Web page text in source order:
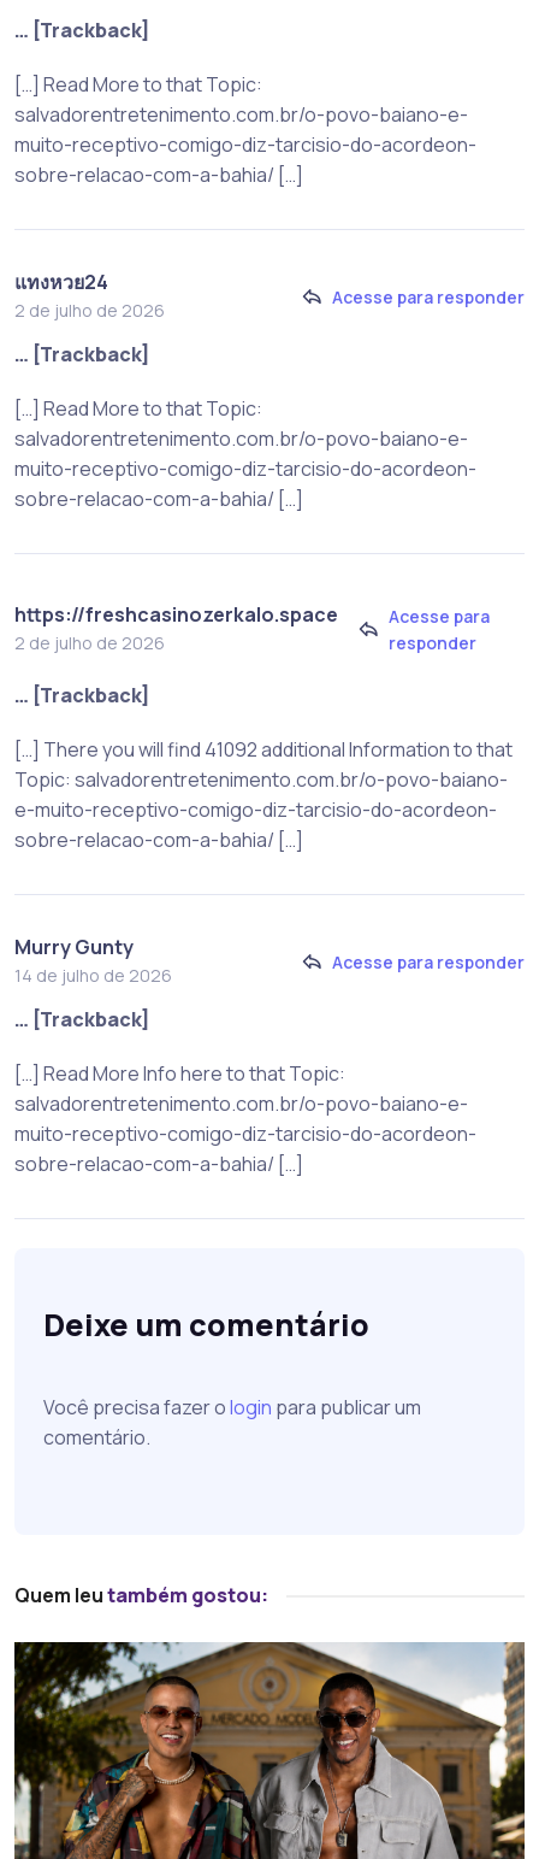
… [Trackback]
[…] Read More to that Topic:
salvadorentretenimento.com.br/o-povo-baiano-e-
muito-receptivo-comigo-diz-tarcisio-do-acordeon-
sobre-relacao-com-a-bahia/ […]
แทงหวย24
2 de julho de 2026
Acesse para responder
… [Trackback]
[…] Read More to that Topic:
salvadorentretenimento.com.br/o-povo-baiano-e-
muito-receptivo-comigo-diz-tarcisio-do-acordeon-
sobre-relacao-com-a-bahia/ […]
https://freshcasinozerkalo.space
2 de julho de 2026
Acesse para
responder
… [Trackback]
[…] There you will find 41092 additional Information to that
Topic: salvadorentretenimento.com.br/o-povo-baiano-
e-muito-receptivo-comigo-diz-tarcisio-do-acordeon-
sobre-relacao-com-a-bahia/ […]
Murry Gunty
14 de julho de 2026
Acesse para responder
… [Trackback]
[…] Read More Info here to that Topic:
salvadorentretenimento.com.br/o-povo-baiano-e-
muito-receptivo-comigo-diz-tarcisio-do-acordeon-
sobre-relacao-com-a-bahia/ […]
Deixe um comentário
Você precisa fazer ologin para publicar um
comentário.
Quem leutambém gostou: